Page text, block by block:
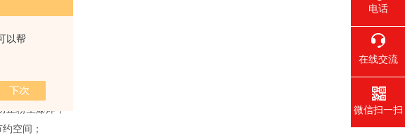
以帮
废料等物料；
粉尘爆炸；
空间；
电话
在线交流
微信扫一扫